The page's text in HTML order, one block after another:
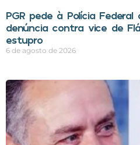
PGR pede à Polícia Federal
denúncia contra vice de
estupro
6 de agosto de 2026